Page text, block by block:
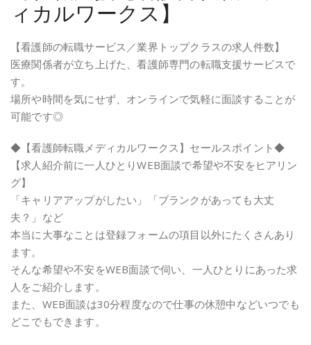
ィカルワークス】
【看護師の転職サービス／業界トップクラスの求人件数】
医療関係者が立ち上げた、看護師専門の転職支援サービスで
す。
場所や時間を気にせず、オンラインで気軽に面談することが
可能です◎
◆【看護師転職メディカルワークス】セールスポイント◆
【求人紹介前に一人ひとりWEB面談で希望や不安をヒアリン
グ】
「キャリアアップがしたい」「ブランクがあっても大丈
夫？」など
本当に大事なことは登録フォームの項目以外にたくさんあり
ます。
そんな希望や不安をWEB面談で伺い、一人ひとりにあった求
人をご紹介します。
また、WEB面談は30分程度なので仕事の休憩中などいつでも
どこでもできます。